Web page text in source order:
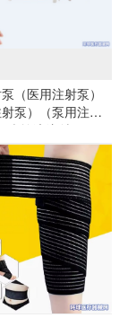
（医用注射泵）
射泵）（泵用注射
疗输液注射泵）